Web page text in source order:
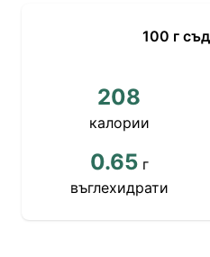
100 г
208
калории
0.65г
въглехидрати